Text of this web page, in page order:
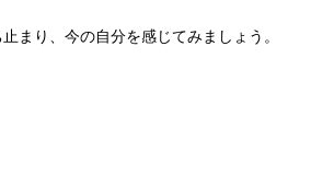
まり、今の自分を感じてみましょう。